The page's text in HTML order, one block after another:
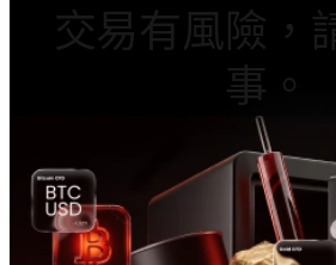
交易有風險，
事。